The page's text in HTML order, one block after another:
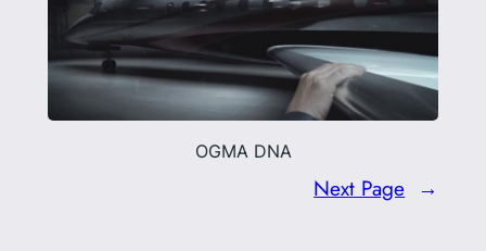
OGMA DNA
Next Page →